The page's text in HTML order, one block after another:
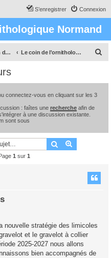
Connexion
S’enregistrer
Normand
Étude & Protection des Oiseaux et de leurs milieux en Normandie Le coin de l'ornithologue : observations, études & enquêtes
connectez-vous en cliquant sur les 3
: faîtes une recherche afin de
à une discussion existante.
sont sous
Rechercher
1 sur 1
nouvelle stratégie des limicoles
et le gravelot à collier
2025-2027 nous allons
bien accompagnés de